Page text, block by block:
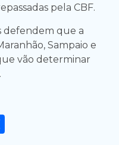
pela CBF.
defendem que a
Sampaio e
vão determinar